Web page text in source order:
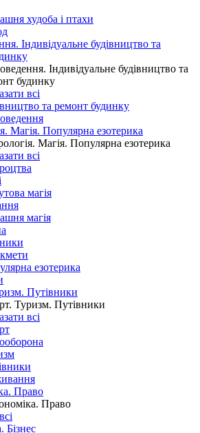
худоба і птахи
Індивідуальне будівництво та
Індивідуальне будівництво та
будинку
всі
та ремонт будинку
Магія. Популярна езотерика
Магія. Популярна езотерика
всі
магія
магія
езотерика
Путівники
Туризм. Путівники
всі
Право
Право
Бізнес